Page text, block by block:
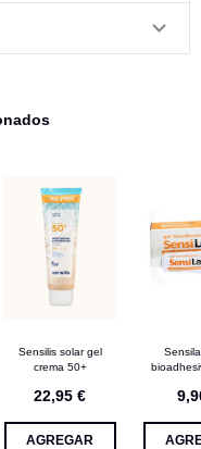
Sensilis solar gel
crema 50+
22,95 €
AGREGAR